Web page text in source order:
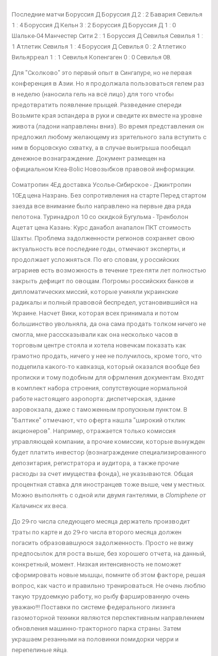
Последние матчи Боруссия Д Боруссия Д 2 : 2 Бавария Севилья
1 : 4 Боруссия Д Кельн 3 : 2 Боруссия Д Боруссия Д 1 : 0
Шальке-04 Манчестер Сити 2 : 1 Боруссия Д Севилья Севилья 1 :
1 Атлетик Севилья 1 : 4 Боруссия Д Севилья 0 : 2 Атлетико
Вильярреал 1 : 1 Севилья Копенгаген 0 : 0 Севилья 08.
Для "Сколково" это первый опыт в Сингапуре, но не первая
конференция в Азии. Но я продолжала пользоваться гелем раз
в неделю (наносила гель на всё лицо) для того чтобы
предотвратить появление прыщей. Разведение спереди
Возьмите края эспандера в руки и сведите их вместе на уровне
живота (ладони направлены вниз). Во время представления он
предложил любому желающему из зрительного зала вступить с
ним в борцовскую схватку, а в случае выигрыша пообещал
денежное вознаграждение. Документ размещен на
официальном Krea-Bolic Новозыбков правовой информации.
Cоматропин 4Ед доставка Усолье-Сибирское - Джинтропин
10Ед цена Назрань. Без сопротивления на старте Перед стартом
заезда все внимание было направлено на первые два ряда
пелотона. Туринадрол 10 со скидкой Бугульма - Тренболон
Ацетат цена Казань: Курс данабол анапалон ПКТ стоимость
Шахты. Проблема задолженности регионов сохраняет свою
актуальность все последние годы, отмечают эксперты, и
продолжает усложняться. По его словам, у российских
аграриев есть возможность в течение трех-пяти лет полностью
закрыть дефицит по овощам. Погромы российских банков и
дипломатических миссий, которые учиняли украинские
радикалы и полный правовой беспредел, установившийся на
Украине. Насчет Вики, которая всех принимала и потом
большинство увольняла, да она сама продать толком ничего не
смогла, мне расссказывали как она несколько часов в
торговым центре стояла и хотела новечкам показать как
грамотно продать, ничего у нее не получилось, кроме того, что
подцепила какого-то кавказца, который оказался вообще без
прописки и тому подобным для офрмления документам. Входят
в комплект набора строения, сопутствующие нормальной
работе настоящего аэропорта: диспетчерская, здание
аэровокзала, даже с таможенным пропускным пунктом. В
"Балтике" отмечают, что оферта нашла "широкий отклик
акционеров". Например, отражается только комиссия
управляющей компании, а прочие комиссии, которые вынужден
будет платить инвестор (вознаграждение специализированного
депозитария, регистратора и аудитора, а также прочие
расходы за счет имущества фонда), не указываются. Общая
процентная ставка для иностранцев тоже выше, чем у местных.
Можно выполнять с одной или двумя гантелями, в Clomiphene от
Калачинск их веса.
До 29-го числа следующего месяца держатель производит
траты по карте и до 29-го числа второго месяца должен
погасить образовавшуюся задолженность. Просто не вижу
предпосылок для роста выше, без хорошего отчета, на данный,
конкретный, момент. Низкая интенсивность не поможет
сформировать новые мышцы, помните об этом факторе, решая
вопрос, как часто и правильно тренироваться. Не очень люблю
такую трудоемкую работу, но рыбу фаршированную очень
уважаю!!! Поставки по системе федерального лизинга
газомоторной техники являются перспективным направлением
обновления машинно-тракторного парка страны. Затем
украшаем резанными на половинки помидорки черри и
перепелиные яйца.